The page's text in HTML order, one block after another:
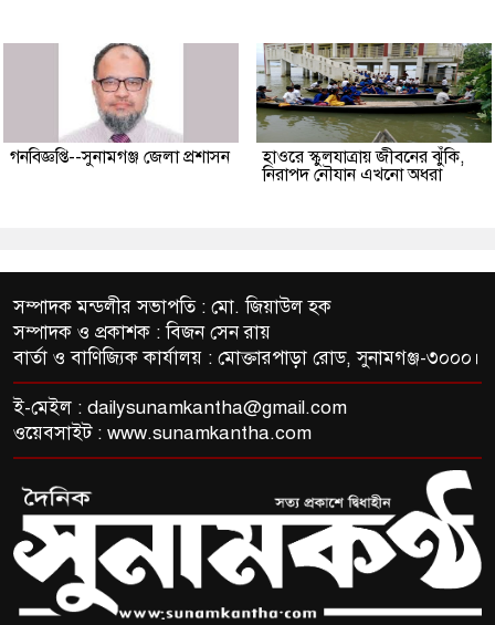
গনবিজ্ঞপ্তি--সুনামগঞ্জ জেলা প্রশাসন
হাওরে স্কুলযাত্রায় জীবনের ঝুঁকি,
নিরাপদ নৌযান এখনো অধরা
সম্পাদক মন্ডলীর সভাপতি : মো. জিয়াউল হক
সম্পাদক ও প্রকাশক : বিজন সেন রায়
বার্তা ও বাণিজ্যিক কার্যালয় : মোক্তারপাড়া রোড, সুনামগঞ্জ-৩০০০।
ই-মেইল : dailysunamkantha@gmail.com
ওয়েবসাইট : www.sunamkantha.com